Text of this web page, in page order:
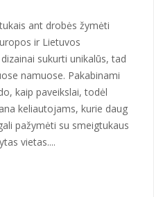
ant drobės žymėti
ir Lietuvos
sukurti unikalūs, tad
namuose. Pakabinami
kaip paveikslai, todėl
keliautojams, kurie daug
pažymėti su smeigtukaus
vietas....